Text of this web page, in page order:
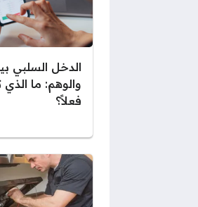
الدخل السلبي
والوهم: ما الذي
فعلاً؟